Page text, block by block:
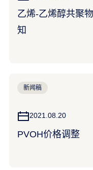
乙烯-乙烯醇共聚
知
新闻稿
2021.08.20
PVOH价格调整